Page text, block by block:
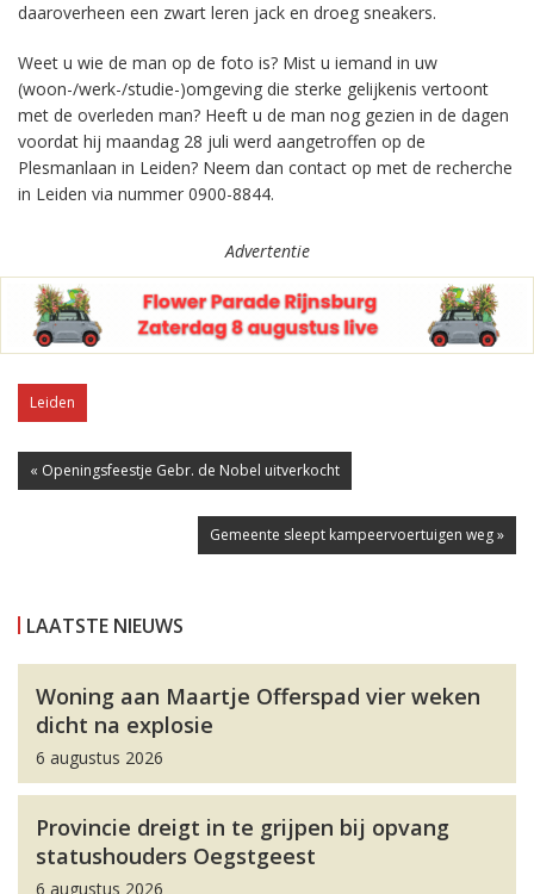
daaroverheen een zwart leren jack en droeg sneakers.
Weet u wie de man op de foto is? Mist u iemand in uw
(woon-/werk-/studie-)omgeving die sterke gelijkenis vertoont
met de overleden man? Heeft u de man nog gezien in de dagen
voordat hij maandag 28 juli werd aangetroffen op de
Plesmanlaan in Leiden? Neem dan contact op met de recherche
in Leiden via nummer 0900-8844.
Advertentie
Leiden
« Openingsfeestje Gebr. de Nobel uitverkocht
Gemeente sleept kampeervoertuigen weg »
LAATSTE NIEUWS
Woning aan Maartje Offerspad vier weken
dicht na explosie
6 augustus 2026
Provincie dreigt in te grijpen bij opvang
statushouders Oegstgeest
6 augustus 2026